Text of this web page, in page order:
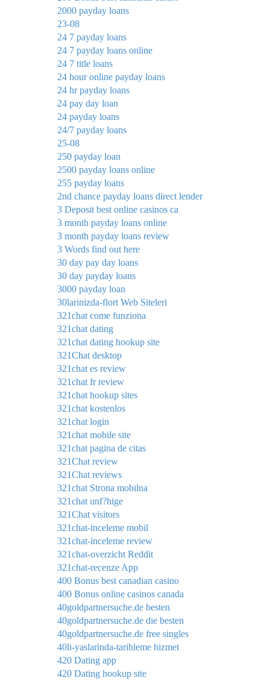
2000 payday loans
23-08
24 7 payday loans
24 7 payday loans online
24 7 title loans
24 hour online payday loans
24 hr payday loans
24 pay day loan
24 payday loans
24/7 payday loans
25-08
250 payday loan
2500 payday loans online
255 payday loans
2nd chance payday loans direct lender
3 Deposit best online casinos ca
3 month payday loans online
3 month payday loans review
3 Words find out here
30 day pay day loans
30 day payday loans
3000 payday loan
30larinizda-flort Web Siteleri
321chat come funziona
321chat dating
321chat dating hookup site
321Chat desktop
321chat es review
321chat fr review
321chat hookup sites
321chat kostenlos
321chat login
321chat mobile site
321chat pagina de citas
321Chat review
321Chat reviews
321chat Strona mobilna
321chat unf?hige
321Chat visitors
321chat-inceleme mobil
321chat-inceleme review
321chat-overzicht Reddit
321chat-recenze App
400 Bonus best canadian casino
400 Bonus online casinos canada
40goldpartnersuche.de besten
40goldpartnersuche.de die besten
40goldpartnersuche.de free singles
40li-yaslarinda-tarihleme hizmet
420 Dating app
420 Dating hookup site